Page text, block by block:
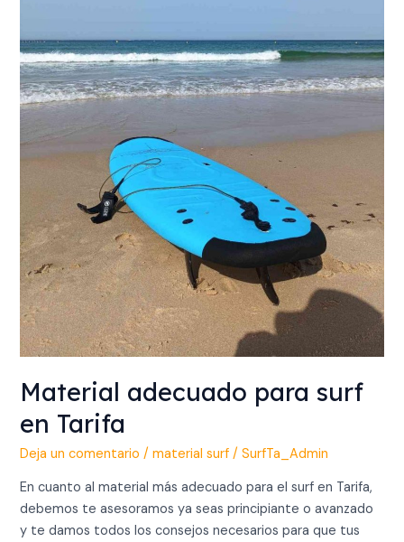
Material adecuado para surf
en Tarifa
Deja un comentario /material surf /SurfTa_Admin
En cuanto al material más adecuado para el surf en Tarifa,
debemos te asesoramos ya seas principiante o avanzado
y te damos todos los consejos necesarios para que tus